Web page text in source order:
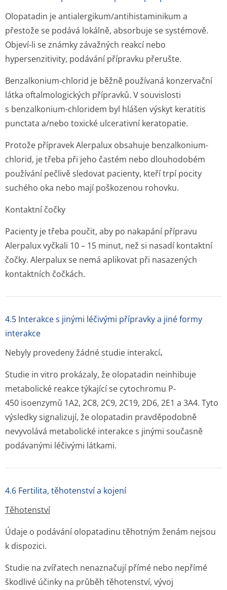
Olopatadin je antialergikum/an­tihistaminikum a
přestože se podává lokálně, absorbuje se systémově.
Objeví-li se známky závažných reakcí nebo
hypersenzitivity, podávání přípravku přerušte.
Benzalkonium-chlorid je běžně používaná konzervační
látka oftalmologických přípravků. V souvislosti
s benzalkonium-chloridem byl hlášen výskyt keratitis
punctata a/nebo toxické ulcerativní keratopatie.
Protože přípravek Alerpalux obsahuje benzalkonium-
chlorid, je třeba při jeho častém nebo dlouhodobém
používání pečlivě sledovat pacienty, kteří trpí pocity
suchého oka nebo mají poškozenou rohovku.
Kontaktní čočky
Pacienty je třeba poučit, aby po nakapání přípravu
Alerpalux vyčkali 10 – 15 minut, než si nasadí kontaktní
čočky. Alerpalux se nemá aplikovat při nasazených
kontaktních čočkách.
4.5 Interakce s jinými léčivými přípravky a jiné formy
interakce
Nebyly provedeny žádné studie interakcí.
Studie in vitro prokázaly, že olopatadin neinhibuje
metabolické reakce týkající se cytochromu P-
450 isoenzymů 1A2, 2C8, 2C9, 2C19, 2D6, 2E1 a 3A4. Tyto
výsledky signalizují, že olopatadin pravděpodobně
nevyvolává metabolické interakce s jinými současně
podávanými léčivými látkami.
4.6 Fertilita, těhotenství a kojení
Těhotenství
Údaje o podávání olopatadinu těhotným ženám nejsou
k dispozici.
Studie na zvířatech nenaznačují přímé nebo nepřímé
škodlivé účinky na průběh těhotenství, vývoj